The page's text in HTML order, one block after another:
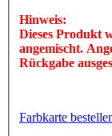
Hinweis:
Dieses Produkt
angemischt.
Rückgabe
Farbkarte